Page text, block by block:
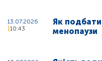
13.07.2026
10:43
Як
менопаузи